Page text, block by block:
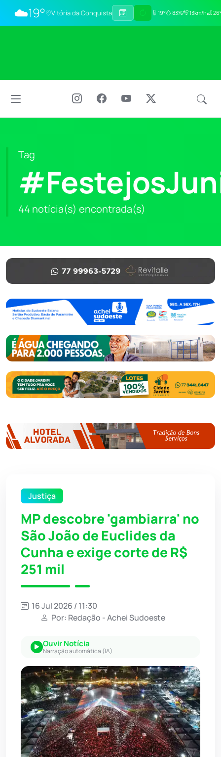
☁️19° Vitória da Conquista 19° 83% 13km/h
Tag
44 notícia(s) encontrada(s)
Justiça
MP descobre 'gambiarra' no
São João de Euclides da
Cunha e exige corte de R$
251 mil
16 Jul 2026 / 11:30
Por: Redação - Achei Sudoeste
Ouvir Notícia
Narração automática (IA)